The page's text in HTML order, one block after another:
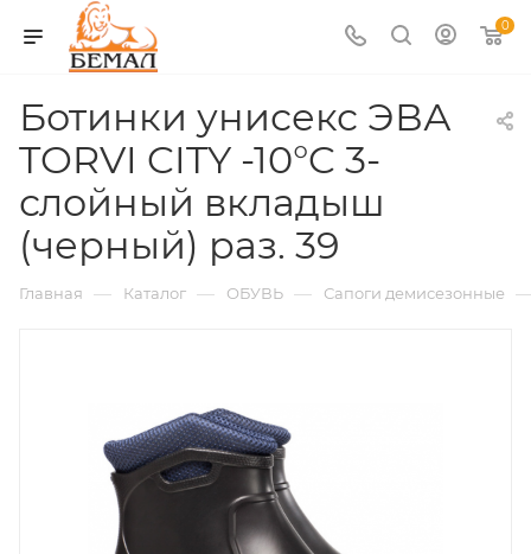
0
Ботинки унисекс ЭВА
TORVI CITY -10°C 3-
слойный вкладыш
(черный) раз. 39
Главная — Каталог — ОБУВЬ — Сапоги демисезонные